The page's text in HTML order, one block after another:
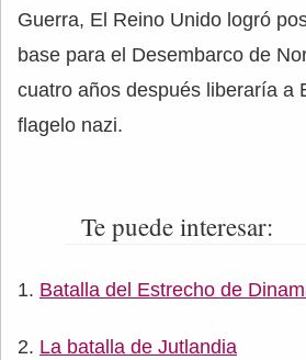
Guerra, El Reino Unido logró
base para el Desembarco de
cuatro años después liberaría a
flagelo nazi.
Te puede interesar:
Batalla del Estrecho de
La batalla de Jutlandia